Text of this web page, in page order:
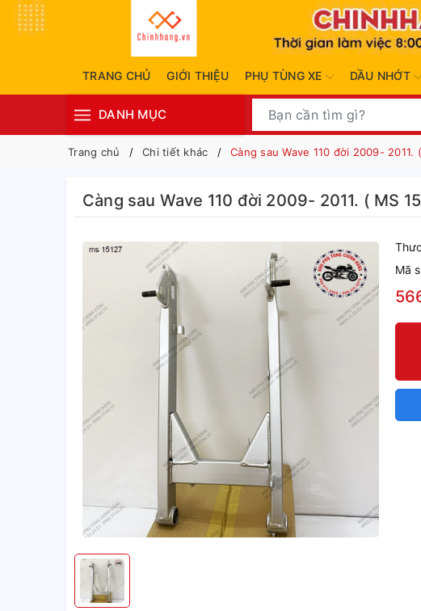
TRANG CHỦ GIỚI THIỆU PHỤ TÙNG XE DẦU NHỚT
DANH MỤC
Trang chủ Chi tiết khác Càng sau Wave 110 đời 2009- 2011.
Càng sau Wave 110 đời 2009- 2011. ( MS
Mã